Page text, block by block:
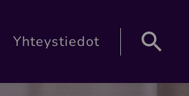
Yhteystiedot HAKU